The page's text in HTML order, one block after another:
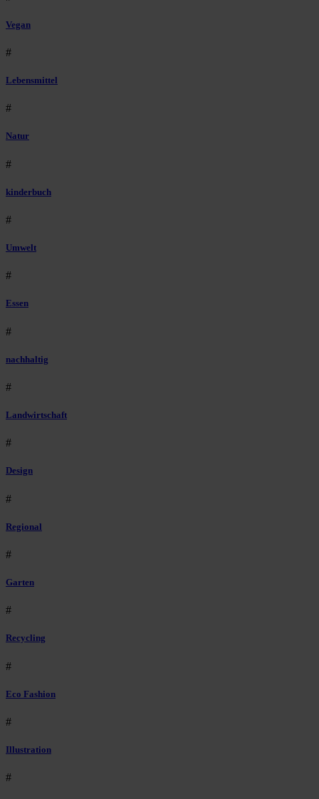
Vegan
#
Lebensmittel
#
Natur
#
kinderbuch
#
Umwelt
#
Essen
#
nachhaltig
#
Landwirtschaft
#
Design
#
Regional
#
Garten
#
Recycling
#
Eco Fashion
#
Illustration
#